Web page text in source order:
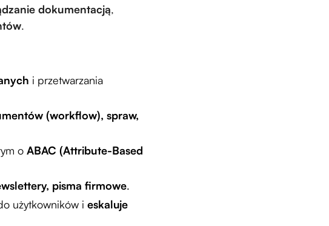
dokumentacją,
.
i przetwarzania
(workflow), spraw,
o ABAC (Attribute-Based
pisma firmowe.
użytkowników i eskaluje